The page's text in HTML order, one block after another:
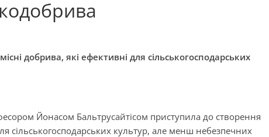
добрива, які ефективні для сільськогосподарських
Йонасом Бальтрусайтісом приступила до створення
сільськогосподарських культур, але менш небезпечних